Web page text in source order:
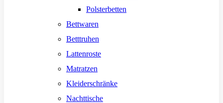
Polsterbetten
Bettwaren
Betttruhen
Lattenroste
Matratzen
Kleiderschränke
Nachttische